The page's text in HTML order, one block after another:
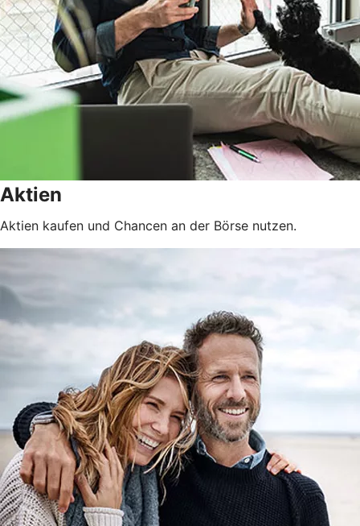
Aktien
Aktien kaufen und Chancen an der Börse nutzen.